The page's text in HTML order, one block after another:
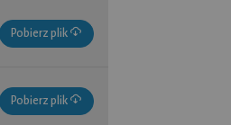
Pobierz plik
Pobierz plik